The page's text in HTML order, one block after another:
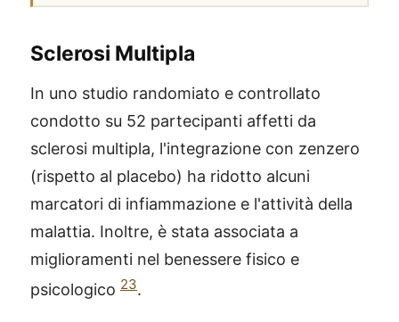
Sclerosi Multipla
In uno studio randomiato e controllato
condotto su 52 partecipanti affetti da
sclerosi multipla, l'integrazione con zenzero
(rispetto al placebo) ha ridotto alcuni
marcatori di infiammazione e l'attività della
malattia. Inoltre, è stata associata a
miglioramenti nel benessere fisico e
psicologico 23.
®
SCOPRI COME FUNZIONA